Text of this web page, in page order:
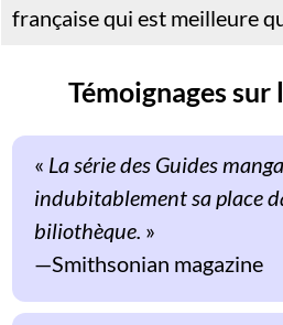
française qui est meilleure
Témoignages
« La série des Guides
indubitablement sa place
biliothèque. »
Smithsonian magazine